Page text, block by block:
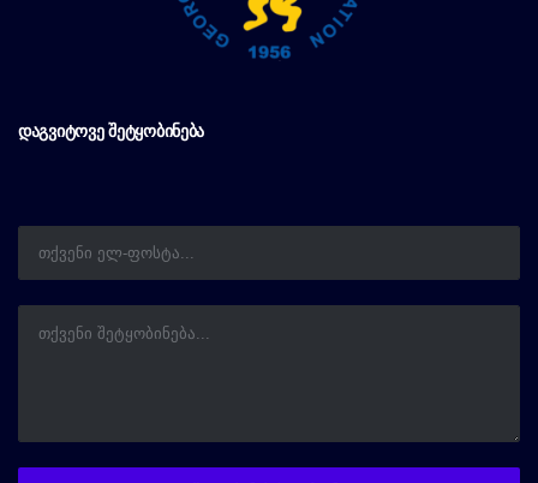
ᲓᲐᲒᲕᲘᲢᲝᲕᲔ ᲨᲔᲢᲧᲝᲑᲘᲜᲔᲑᲐ